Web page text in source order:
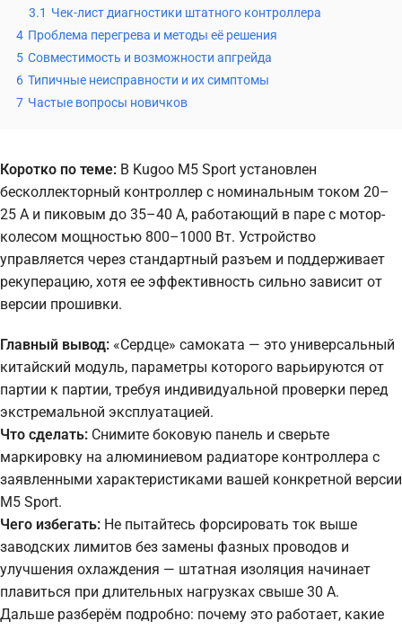
3.1 Чек-лист диагностики штатного контроллера
4 Проблема перегрева и методы её решения
5 Совместимость и возможности апгрейда
6 Типичные неисправности и их симптомы
7 Частые вопросы новичков
Коротко по теме: В Kugoo M5 Sport установлен
бесколлекторный контроллер с номинальным током 20–
25 А и пиковым до 35–40 А, работающий в паре с мотор-
колесом мощностью 800–1000 Вт. Устройство
управляется через стандартный разъем и поддерживает
рекуперацию, хотя ее эффективность сильно зависит от
версии прошивки.
Главный вывод: «Сердце» самоката — это универсальный
китайский модуль, параметры которого варьируются от
партии к партии, требуя индивидуальной проверки перед
экстремальной эксплуатацией.
Что сделать: Снимите боковую панель и сверьте
маркировку на алюминиевом радиаторе контроллера с
заявленными характеристиками вашей конкретной версии
M5 Sport.
Чего избегать: Не пытайтесь форсировать ток выше
заводских лимитов без замены фазных проводов и
улучшения охлаждения — штатная изоляция начинает
плавиться при длительных нагрузках свыше 30 А.
Дальше разберём подробно: почему это работает, какие